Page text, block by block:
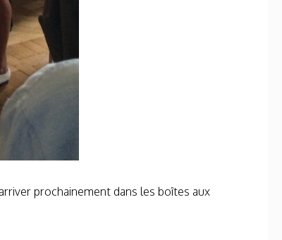
prochainement dans les boîtes aux